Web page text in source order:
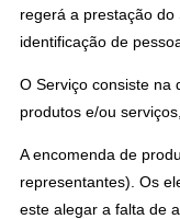
regerá a prestação do
identificação de
O Serviço consiste na
produtos e/ou
A encomenda de
representantes). Os
este alegar a falta de